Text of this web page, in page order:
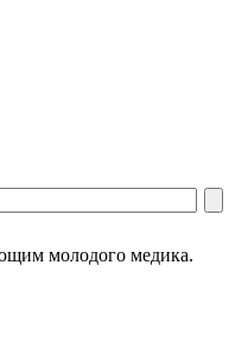
молодого медика.